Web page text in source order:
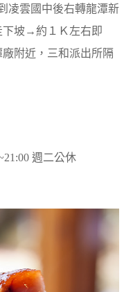
凌雲國中後右轉龍潭新
坡→約１Ｋ左右即
附近，三和派出所隔
週二公休